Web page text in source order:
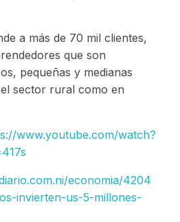
a más de 70 mil clientes,
que son
pequeñas y medianas
sector rural como en
www.youtube.com/watch?
economia/4204
invierten-us-5-millones-